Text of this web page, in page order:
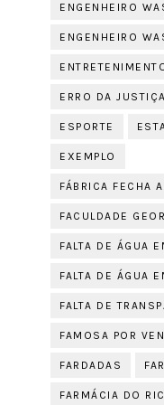
ENGENHEIRO
ENGENHEIRO
ERRO DA JUSTIÇA
ESPORTE
EXEMPLO
FÁBRICA FECHA
FACULDADE
FALTA DE ÁGUA
FALTA DE ÁGUA
FALTA DE
FAMOSA POR
FARDADAS
FARMÁCIA DO